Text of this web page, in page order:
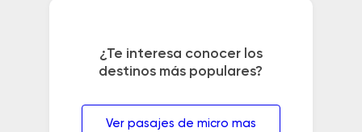
¿Te interesa conocer los
destinos más populares?
Ver pasajes de micro mas